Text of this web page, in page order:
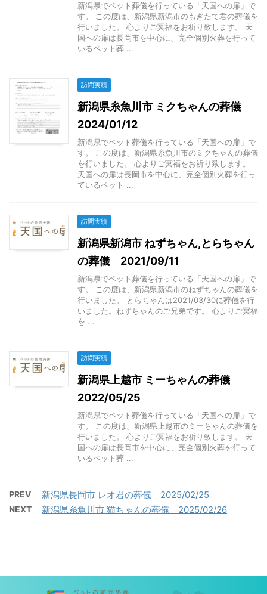
新潟県でペット葬儀を行っている「天国への扉」で
す。 この度は、新潟県新潟市のもぎたて君の葬儀を
行いました。 心よりご冥福をお祈り致します。 天
国への扉は長岡市を中心に、完全個別火葬を行って
いるペット葬 ...
訪問実績
新潟県糸魚川市 ミクちゃんの葬儀
2024/01/12
新潟県でペット葬儀を行っている「天国への扉」で
す。 この度は、新潟県糸魚川市のミクちゃんの葬儀
を行いました。 心よりご冥福をお祈り致します。
天国への扉は長岡市を中心に、完全個別火葬を行っ
ているペット ...
訪問実績
新潟県新潟市 ねずちゃん,とらちゃん
の葬儀 2021/09/11
新潟県でペット葬儀を行っている「天国への扉」で
す。 この度は、新潟県新潟市のねずちゃんの葬儀を
行いました。 とらちゃんは2021/03/30に葬儀を行
いました。ねずちゃんのご兄弟です。 心よりご冥福
を ...
訪問実績
新潟県上越市 ミーちゃんの葬儀
2022/05/25
新潟県でペット葬儀を行っている「天国への扉」で
す。 この度は、新潟県上越市のミーちゃんの葬儀を
行いました。 心よりご冥福をお祈り致します。 天
国への扉は長岡市を中心に、完全個別火葬を行って
いるペット葬 ...
PREV 新潟県長岡市 レオ君の葬儀 2025/02/25
NEXT 新潟県糸魚川市 猫ちゃんの葬儀 2025/02/26